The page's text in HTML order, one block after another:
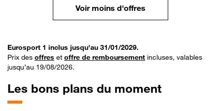
Voir moins d'offres
Eurosport 1 inclus jusqu'au 31/01/2029.
Prix des offres et offre de remboursement incluses, valables
jusqu’au 19/08/2026.
Les bons plans du moment